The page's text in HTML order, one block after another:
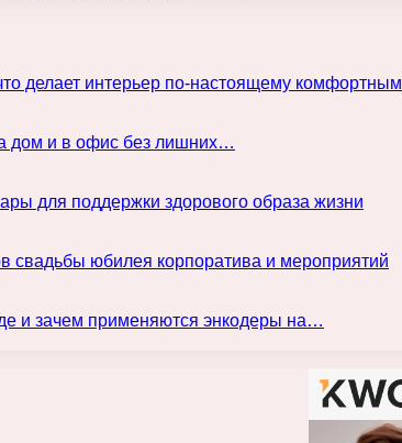
делает интерьер по-настоящему комфортным
дом и в офис без лишних…
для поддержки здорового образа жизни
свадьбы юбилея корпоратива и мероприятий
и зачем применяются энкодеры на…